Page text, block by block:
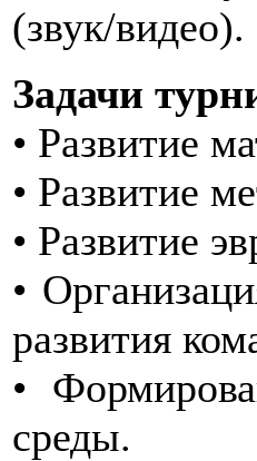
(звук/видео).
Задачи
• Развитие
• Развитие
• Развитие
•
развития
•
среды.